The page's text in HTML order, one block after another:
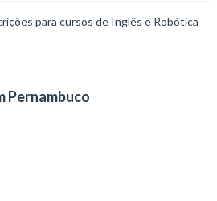
para cursos de Inglês e Robótica
Pernambuco